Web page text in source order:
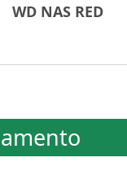
WD NAS RED